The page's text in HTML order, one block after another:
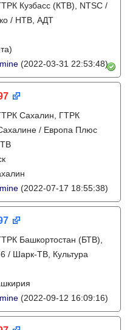
Кузбасс (КТВ), NTSC /
/ НТВ, АДТ
(2022-03-31 22:53:48)
Сахалин, ГТРК
/ Европа Плюс
(2022-07-17 18:55:38)
Башкортостан (БТВ),
/ Шарк-ТВ, Культура
(2022-09-12 16:09:16)